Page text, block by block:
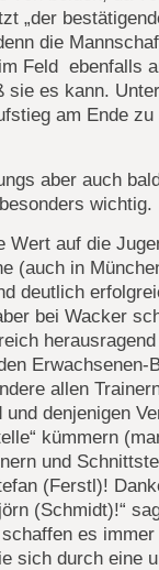
„der
die
Feld ebenfalls
sie es kann.
am Ende
aber auch
wichtig.
Wert auf die
(auch in
deutlich
bei Wacker
Erwachsenen-
allen
denjenigen
kümmern
und
(Ferstl)!
(Schmidt)!“
es
sich durch eine